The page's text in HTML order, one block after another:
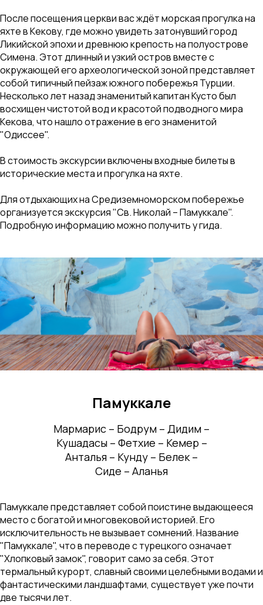
После посещения церкви вас ждёт морская прогулка на
яхте в Кекову, где можно увидеть затонувший город
Ликийской эпохи и древнюю крепость на полуострове
Симена. Этот длинный и узкий остров вместе с
окружающей его археологической зоной представляет
собой типичный пейзаж южного побережья Турции.
Несколько лет назад знаменитый капитан Кусто был
восхищен чистотой вод и красотой подводного мира
Кекова, что нашло отражение в его знаменитой
"Одиссее".
В стоимость экскурсии включены входные билеты в
исторические места и прогулка на яхте.
Для отдыхающих на Средиземноморском побережье
организуется экскурсия "Св. Николай – Памуккале".
Подробную информацию можно получить у гида.
Памуккале
Мармарис – Бодрум – Дидим –
Кушадасы – Фетхие – Кемер –
Анталья – Кунду – Белек –
Сиде – Аланья
Памуккале представляет собой поистине выдающееся
место с богатой и многовековой историей. Его
исключительность не вызывает сомнений. Название
"Памуккале", что в переводе с турецкого означает
"Хлопковый замок", говорит само за себя. Этот
термальный курорт, славный своими целебными водами и
фантастическими ландшафтами, существует уже почти
две тысячи лет.